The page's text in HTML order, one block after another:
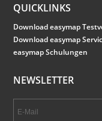
QUICKLINKS
Download easymap
Download easymap
easymap Schulungen
NEWSLETTER